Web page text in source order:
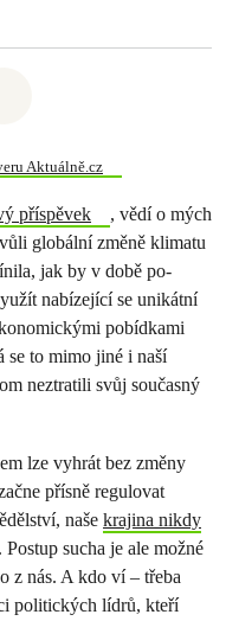
Aktuálně.cz
příspěvek
, vědí o mých
globální změně klimatu
jak by v době po-
nabízející se unikátní
pobídkami
se to mimo jiné i naší
neztratili svůj současný
lze vyhrát bez změny
přísně regulovat
naše krajina nikdy
sucha je ale možné
z nás. A kdo ví – třeba
politických lídrů, kteří